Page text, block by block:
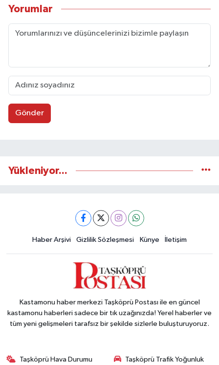
Yorumlar
Gönder
Yükleniyor...
Haber Arşivi Gizlilik Sözleşmesi Künye İletişim
Kastamonu haber merkezi Taşköprü Postası ile en güncel
kastamonu haberleri sadece bir tık uzağınızda! Yerel haberler ve
tüm yeni gelişmeleri tarafsız bir şekilde sizlerle buluşturuyoruz.
Taşköprü Hava Durumu Taşköprü Trafik Yoğunluk